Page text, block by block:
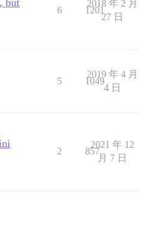
but
6 1201
2018 年 2 月
27 日
5 1049
2019 年 4 月
4 日
2 857
2021 年 12
月 7 日